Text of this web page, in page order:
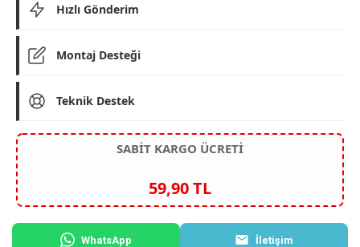
Hızlı Gönderim
Montaj Desteği
Teknik Destek
SABİT KARGO ÜCRETİ
59,90 TL
WhatsApp İletişim